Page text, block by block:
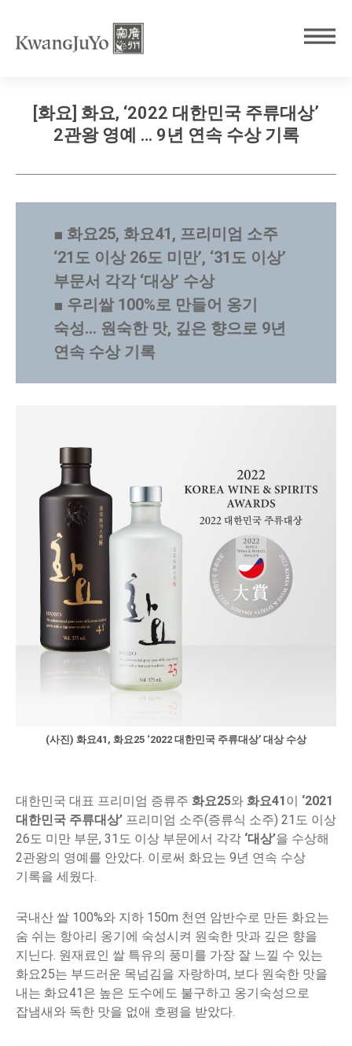
[화요] 화요, ‘2022 대한민국 주류대상’
2관왕 영예 … 9년 연속 수상 기록
■ 화요25, 화요41, 프리미엄 소주
‘21도 이상 26도 미만’, ‘31도 이상’
부문서 각각 ‘대상’ 수상
■ 우리쌀 100%로 만들어 옹기
숙성… 원숙한 맛, 깊은 향으로 9년
연속 수상 기록
(사진) 화요41, 화요25 ‘2022 대한민국 주류대상’ 대상 수상
대한민국 대표 프리미엄 증류주 화요25와 화요41이 ‘2021
대한민국 주류대상’ 프리미엄 소주(증류식 소주) 21도 이상
26도 미만 부문, 31도 이상 부문에서 각각 ‘대상’을 수상해
2관왕의 영예를 안았다. 이로써 화요는 9년 연속 수상
기록을 세웠다.
국내산 쌀 100%와 지하 150m 천연 암반수로 만든 화요는
숨 쉬는 항아리 옹기에 숙성시켜 원숙한 맛과 깊은 향을
지닌다. 원재료인 쌀 특유의 풍미를 가장 잘 느낄 수 있는
화요25는 부드러운 목넘김을 자랑하며, 보다 원숙한 맛을
내는 화요41은 높은 도수에도 불구하고 옹기숙성으로
잡냄새와 독한 맛을 없애 호평을 받았다.